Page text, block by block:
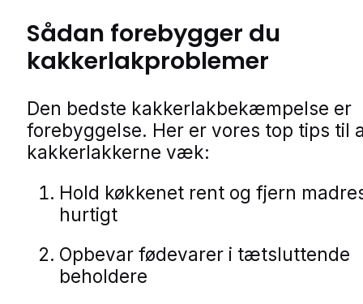
Sådan forebygger du
kakkerlakproblemer
Den bedste kakkerlakbekæmpelse er
forebyggelse. Her er vores top tips til
kakkerlakkerne væk:
Hold køkkenet rent og fjern
hurtigt
Opbevar fødevarer i tætsluttende
beholdere